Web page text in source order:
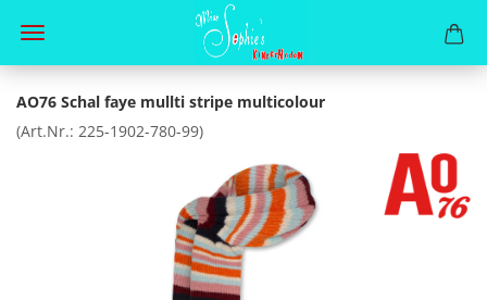
AO76 Schal faye mullti stripe multicolour
(Art.Nr.: 225-1902-780-99)